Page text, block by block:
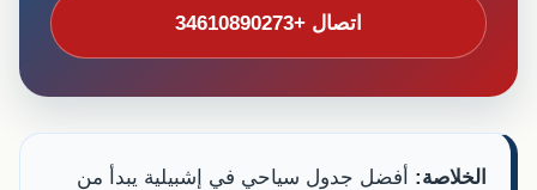
اتصال +34610890273
الخلاصة: أفضل جدول سياحي في إشبيلية يبدأ من